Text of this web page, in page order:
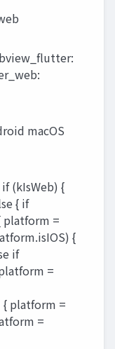
macOS
(kIsWeb) {
{ if
platform =
{
if
=
{ platform =
=